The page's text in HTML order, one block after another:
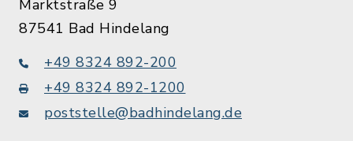
Marktstraße 9
87541 Bad Hindelang
+49 8324 892-200
+49 8324 892-1200
poststelle@badhindelang.de